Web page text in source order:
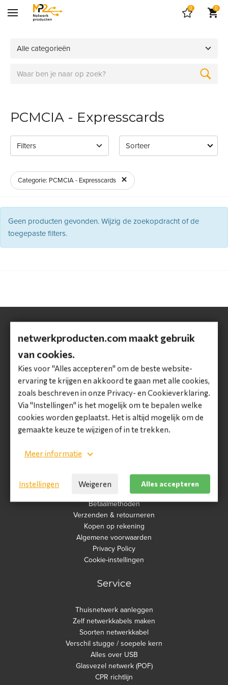
0 0
Alle categorieën
PCMCIA - Expresscards
Filters
Categorie: PCMCIA - Expresscards
Geen producten gevonden. Wijzig de zoekopdracht of de
toegepaste filters.
Contactgegevens
MP2 Netwerkproducten
Wilgenkade 2
3992 LL Houten
T: +31 36 5222 820
E: klantenservice@netwerkproducten.com
KVK: 62165984
BTW: NL8546.95.667B01
IBAN: NL50 RABO 0301 7357 94
Klantenservice
Betaalmethoden
Verzenden & retourneren
Kopen op rekening
Algemene voorwaarden
Privacy Policy
Cookie-instellingen
Service
Thuisnetwerk aanleggen
Zelf netwerkkabels maken
Soorten netwerkkabel
Verschil stugge / soepele kern
Alles over USB
Glasvezel netwerk (POF)
CPR richtlijn
netwerkproducten.com maakt gebruik
van cookies.
Kies voor "Alles accepteren" om de beste website-
ervaring te krijgen en akkoord te gaan met alle cookies,
zoals beschreven in onze Privacy- en Cookieverklaring.
Via "Instellingen" is het mogelijk om te bepalen welke
cookies worden geplaatst. Het is altijd mogelijk om de
gemaakte keuze te wijzigen of in te trekken.
Meer informatie
Instellingen Weigeren Alles accepteren